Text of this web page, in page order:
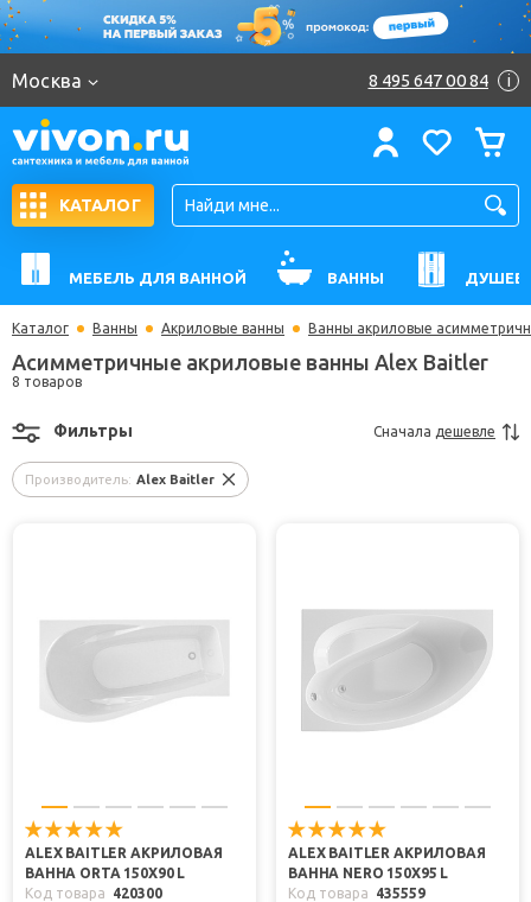
Москва 8 495 647 00 84 i
КАТАЛОГ
МЕБЕЛЬ ДЛЯ ВАННОЙ ВАННЫ
Каталог Ванны Акриловые ванны Ванны акриловые
Асимметричные акриловые ванны Alex Baitler
8 товаров
Производитель: Alex Baitler
Фильтры Сначала дешевле
ALEX BAITLER АКРИЛОВАЯ
ВАННА ORTA 150Х90 L
Код товара
420300
ALEX BAITLER АКРИЛОВАЯ
ВАННА NERO 150X95 L
Код товара
435559